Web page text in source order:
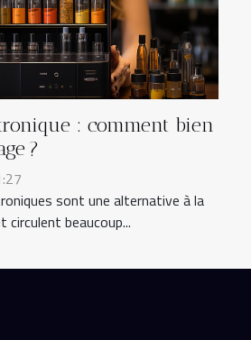
: comment bien
?
sont une alternative à la
beaucoup...